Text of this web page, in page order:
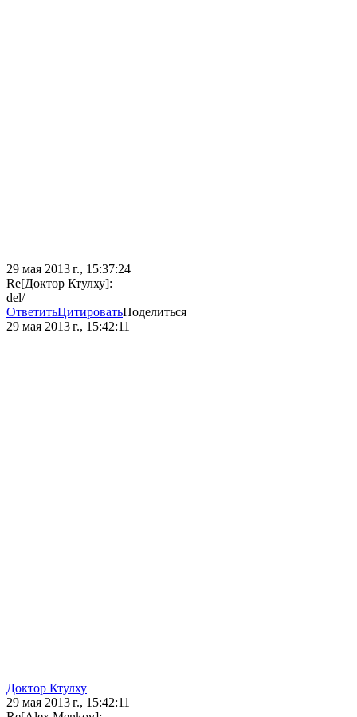
29 мая 2013 г., 15:37:24
Re[Доктор Ктулху]:
del/
ОтветитьЦитироватьПоделиться
29 мая 2013 г., 15:42:11
Доктор Ктулху
29 мая 2013 г., 15:42:11